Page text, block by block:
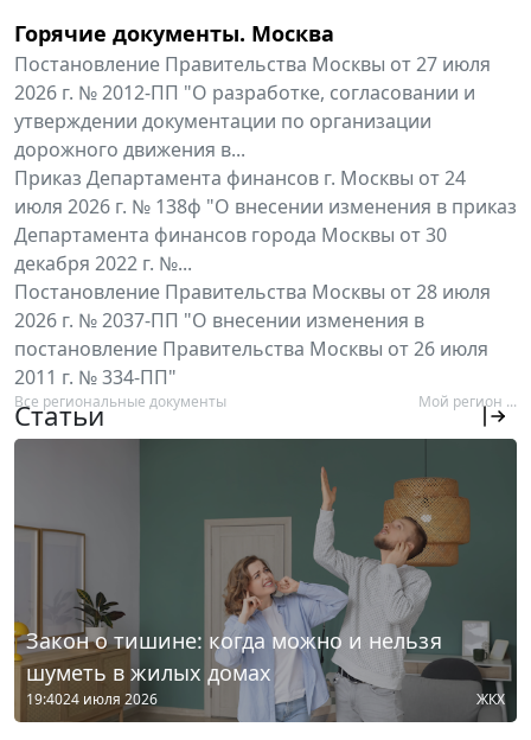
Горячие документы. Москва
Постановление Правительства Москвы от 27 июля
2026 г. № 2012-ПП "О разработке, согласовании и
утверждении документации по организации
дорожного движения в...
Приказ Департамента финансов г. Москвы от 24
июля 2026 г. № 138ф "О внесении изменения в приказ
Департамента финансов города Москвы от 30
декабря 2022 г. №...
Постановление Правительства Москвы от 28 июля
2026 г. № 2037-ПП "О внесении изменения в
постановление Правительства Москвы от 26 июля
2011 г. № 334-ПП"
Все региональные документы Мой регион ...
Статьи
Закон о тишине: когда можно и нельзя
шуметь в жилых домах
19:4024 июля 2026 ЖКХ